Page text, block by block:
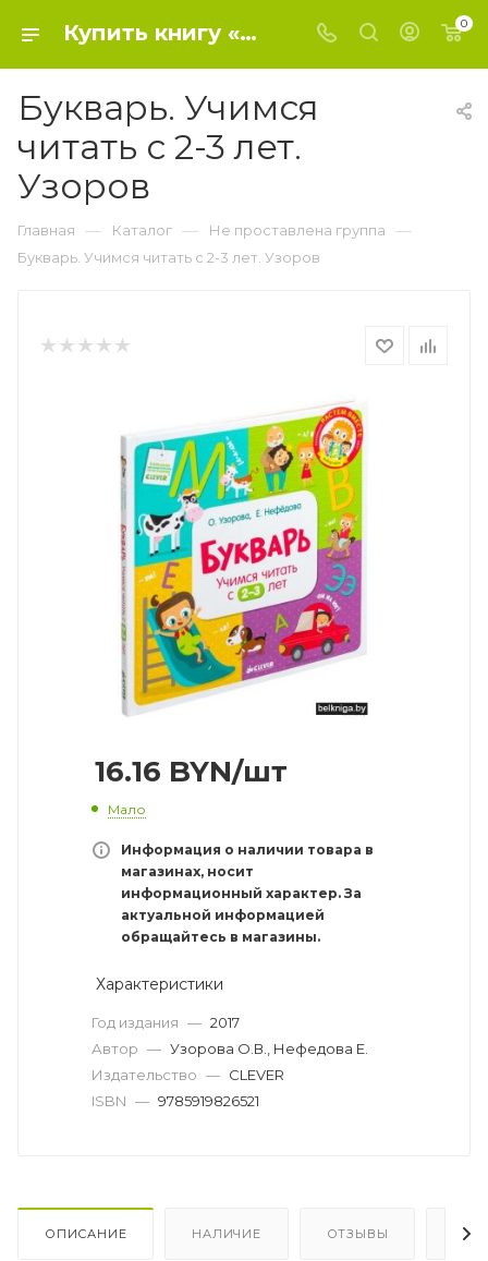
Купить книгу «Букварь. Учимся читать с 2-3 лет. Узоров» 2017, Узорова О.В., Нефедова Е. - Не проставлена группа 0
Букварь. Учимся
читать с 2-3 лет.
Узоров
Главная — Каталог — Не проставлена группа —
Букварь. Учимся читать с 2-3 лет. Узоров
16.16 BYN/шт
Мало
Информация о наличии товара в
магазинах, носит
информационный характер. За
актуальной информацией
обращайтесь в магазины.
Характеристики
Год издания — 2017
Автор — Узорова О.В., Нефедова Е.
Издательство — CLEVER
ISBN — 9785919826521
ОПИСАНИЕ НАЛИЧИЕ ОТЗЫВЫ